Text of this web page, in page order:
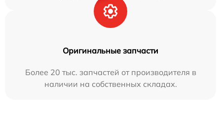
Оригинальные запчасти
Более 20 тыс. запчастей от производителя в
наличии на собственных складах.